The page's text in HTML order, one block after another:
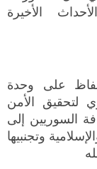
الأخيرة
على وحدة
لتحقيق الأمن
السوريين إلى
وتجنبيها